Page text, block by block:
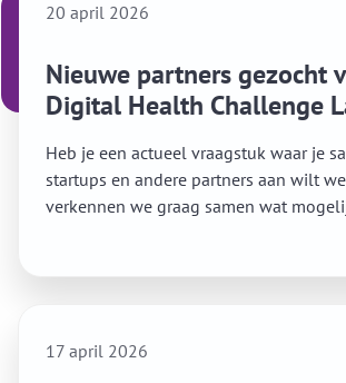
20 april 2026
Nieuwe partners gezocht
Digital Health Challenge
Heb je een actueel vraagstuk waar je
startups en andere partners aan wilt
verkennen we graag samen wat
17 april 2026